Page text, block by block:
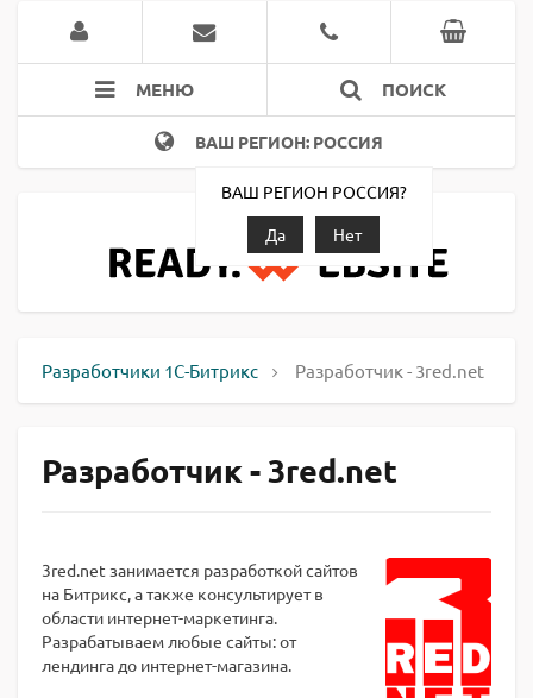
МЕНЮ ПОИСК
ВАШ РЕГИОН: РОССИЯ
ВАШ РЕГИОН РОССИЯ?
Да
Нет
Разработчики 1С-Битрикс Разработчик - 3red.net
Разработчик - 3red.net
3red.net занимается разработкой сайтов
на Битрикс, а также консультирует в
области интернет-маркетинга.
Разрабатываем любые сайты: от
лендинга до интернет-магазина.